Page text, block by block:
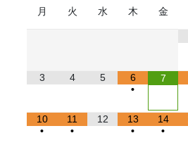
月 火 水 木 金
3 4 5
6
•
7
10
•
11
•
12
13
•
14
•